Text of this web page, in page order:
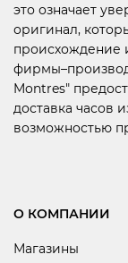
это означает
оригинал,
происхождение
Montres"
доставка часов
возможностью
О КОМПАНИИ
Магазины